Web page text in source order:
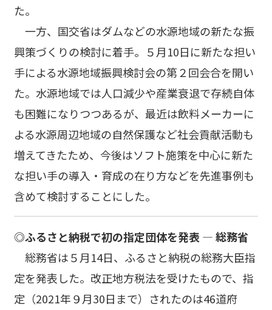
た。
一方、国交省はダムなどの水源地域の新たな振
興策づくりの検討に着手。５月10日に新たな担い
手による水源地域振興検討会の第２回会合を開い
た。水源地域では人口減少や産業衰退で存続自体
も困難になりつつあるが、最近は飲料メーカーに
よる水源周辺地域の自然保護など社会貢献活動も
増えてきたため、今後はソフト施策を中心に新た
な担い手の導入・育成の在り方などを先進事例も
含めて検討することにした。
◎ふるさと納税で初の指定団体を発表 ― 総務省
総務省は５月14日、ふるさと納税の総務大臣指
定を発表した。改正地方税法を受けたもので、指
定（2021年９月30日まで）されたのは46道府